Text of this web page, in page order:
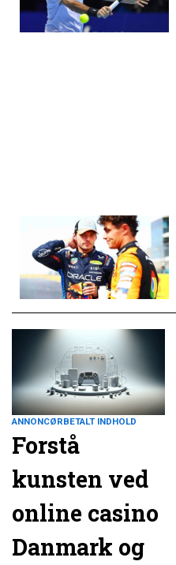
ANNONCØRBETALT INDHOLD
Forstå
kunsten ved
online casino
Danmark og